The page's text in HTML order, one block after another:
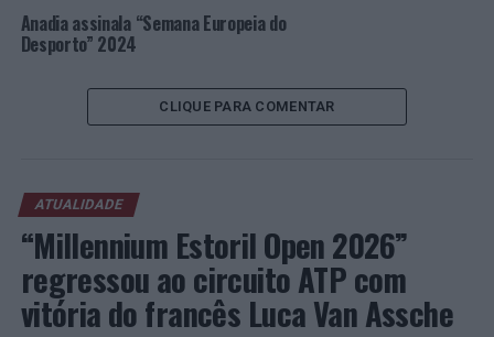
Foto: CMA.
TÓPICOS RELACIONADOS: ANADIA
DESTAQUE
Famalicão: Duas detenções pelo crime de tráfico de
estupefacientes
NÃO PERCA
Porto: Homem de 26 anos detido por tráfico de droga na
Baixa da cidade
Anadia assinala “Semana Europeia do
Desporto” 2024
CLIQUE PARA COMENTAR
ATUALIDADE
“Millennium Estoril Open 2026”
regressou ao circuito ATP com
vitória do francês Luca Van Assche